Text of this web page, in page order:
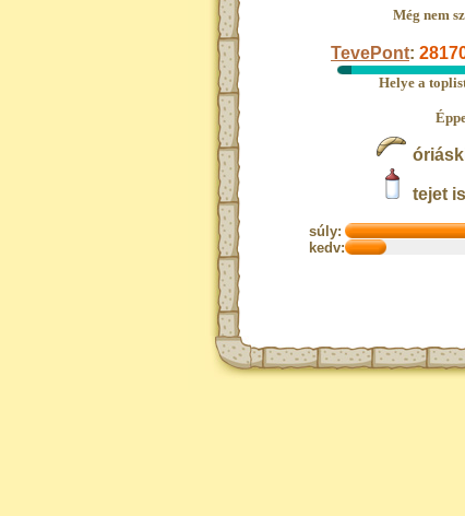
Még nem
TevePont:
Helye a
tejet
súly:
kedv: